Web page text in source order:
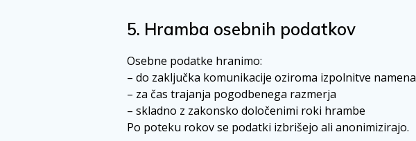
5. Hramba osebnih podatkov
Osebne podatke hranimo:
– do zaključka komunikacije oziroma izpolnitve namena
– za čas trajanja pogodbenega razmerja
– skladno z zakonsko določenimi roki hrambe
Po poteku rokov se podatki izbrišejo ali anonimizirajo.